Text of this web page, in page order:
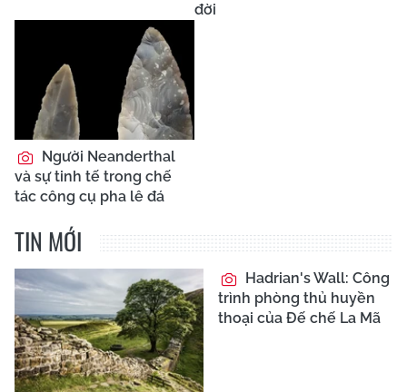
đời
Người Neanderthal
và sự tinh tế trong chế
tác công cụ pha lê đá
TIN MỚI
Hadrian's Wall: Công
trình phòng thủ huyền
thoại của Đế chế La Mã